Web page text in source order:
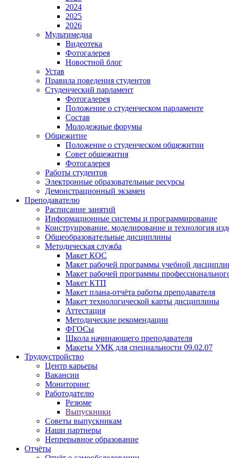
2024
2025
2026
Мультимедиа
Видеотека
Фотогалерея
Новостной блог
Устав
Правила поведения студентов
Студенческий парламент
Фотогалерея
Положение о студенческом парламенте
Состав
Молодежные форумы
Общежитие
Положение о студенческом общежитии
Совет общежития
Фотогалерея
Работы студентов
Электронные образовательные ресурсы
Демонстрационный экзамен
Преподавателю
Расписание занятий
Информационные системы и программирование
Конструирование. моделирование и технология
Общеобразовательные дисциплины
Методическая служба
Макет КОС
Макет рабочей программы учебной
Макет рабочей программы
Макет КТП
Макет плана-отчёта работы преподавателя
Макет технологической карты дисциплины
Аттестация
Методические рекомендации
ФГОСы
Школа начинающего преподавателя
Макеты УМК для специальности 09.02.07
Трудоустройство
Центр карьеры
Вакансии
Мониторинг
Работодателю
Резюме
Выпускники
Советы выпускникам
Наши партнеры
Непрерывное образование
Отчёты